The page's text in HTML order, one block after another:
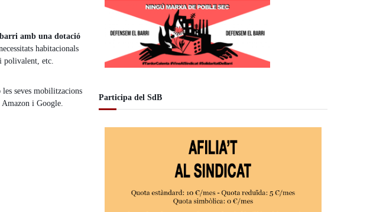
amb una dotació
habitacionals
polivalent, etc.
les seves mobilitzacions
Amazon i Google.
Participa del SdB